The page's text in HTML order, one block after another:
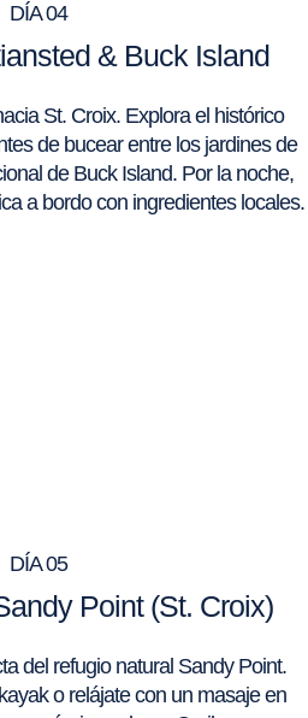
DÍA 04
& Buck Island
St. Croix. Explora el histórico
de bucear entre los jardines de
de Buck Island. Por la noche,
a bordo con ingredientes locales.
DÍA 05
Point (St. Croix)
del refugio natural Sandy Point.
o relájate con un masaje en